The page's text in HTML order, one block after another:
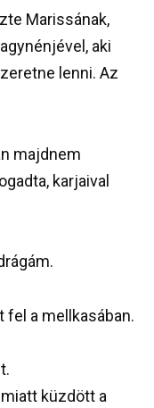
Marissának,
aki
lenni. Az
majdnem
karjaival
a mellkasában.
küzdött a